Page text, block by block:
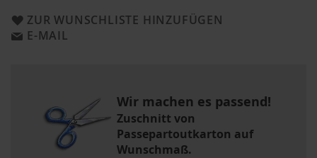
ZUR WUNSCHLISTE HINZUFÜGEN
E-MAIL
Wir machen es passend!
Zuschnitt von
Passepartoutkarton auf
Wunschmaß.